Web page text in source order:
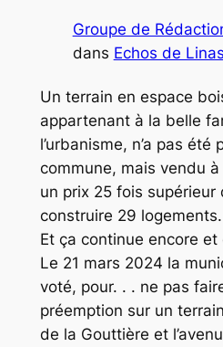
Groupe de
dans Echos de Linas
Un terrain en espace
appartenant à la belle
l’urbanisme, n’a pas été
commune, mais vendu
un prix 25 fois supérieur
construire 29 logements.
Et ça continue encore et
Le 21 mars 2024 la
voté, pour. . . ne pas
préemption sur un
de la Gouttière et